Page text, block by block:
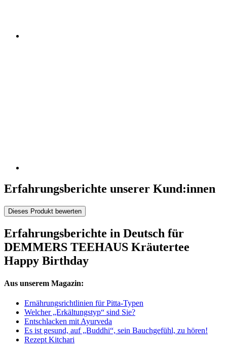
Erfahrungsberichte unserer Kund:innen
Dieses Produkt bewerten
Erfahrungsberichte in Deutsch für
DEMMERS TEEHAUS Kräutertee
Happy Birthday
Aus unserem Magazin:
Ernährungsrichtlinien für Pitta-Typen
Welcher „Erkältungstyp“ sind Sie?
Entschlacken mit Ayurveda
Es ist gesund, auf „Buddhi“, sein Bauchgefühl, zu hören!
Rezept Kitchari